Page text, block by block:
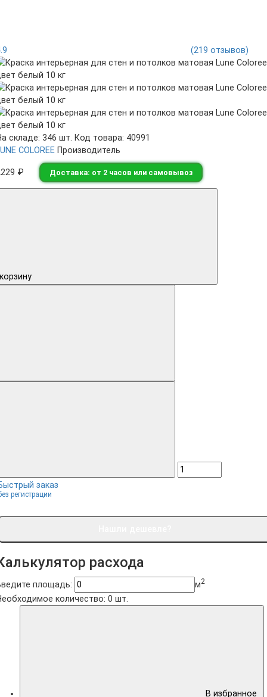
(219 отзывов)
складе: 346 шт. Код товара: 40991
COLOREE Производитель
₽ Доставка: от 2 часов или самовывоз
заказ
регистрации
расхода
площадь: м2
количество: 0 шт.
В избранное